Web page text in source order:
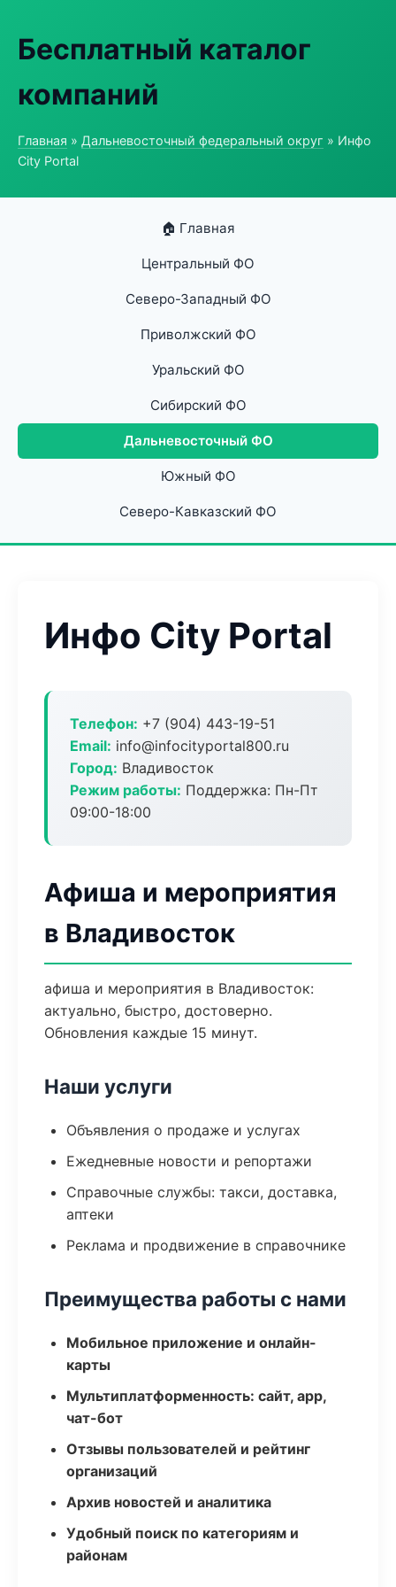
Бесплатный каталог
компаний
Главная » Дальневосточный федеральный округ » Инфо
City Portal
🏠 Главная
Центральный ФО
Северо-Западный ФО
Приволжский ФО
Уральский ФО
Сибирский ФО
Дальневосточный ФО
Южный ФО
Северо-Кавказский ФО
Инфо City Portal
Телефон: +7 (904) 443-19-51
Email: info@infocityportal800.ru
Город: Владивосток
Режим работы: Поддержка: Пн-Пт
09:00-18:00
Афиша и мероприятия
в Владивосток
афиша и мероприятия в Владивосток:
актуально, быстро, достоверно.
Обновления каждые 15 минут.
Наши услуги
Объявления о продаже и услугах
Ежедневные новости и репортажи
Справочные службы: такси, доставка,
аптеки
Реклама и продвижение в справочнике
Преимущества работы с нами
Мобильное приложение и онлайн-
карты
Мультиплатформенность: сайт, app,
чат-бот
Отзывы пользователей и рейтинг
организаций
Архив новостей и аналитика
Удобный поиск по категориям и
районам